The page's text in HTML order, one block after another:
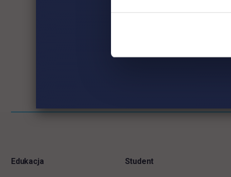
Edukacja Student